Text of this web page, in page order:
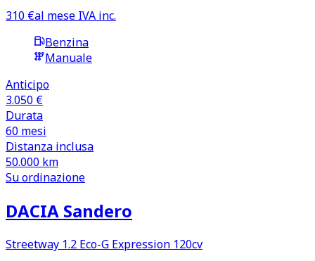
310 €al mese IVA inc.
Benzina
Manuale
Anticipo
3.050 €
Durata
60 mesi
Distanza inclusa
50.000 km
Su ordinazione
DACIA Sandero
Streetway 1.2 Eco-G Expression 120cv